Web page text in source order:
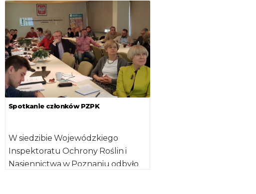
Spotkanie członków PZPK
W siedzibie Wojewódzkiego
Inspektoratu Ochrony Roślin i
Nasiennictwa w Poznaniu odbyło